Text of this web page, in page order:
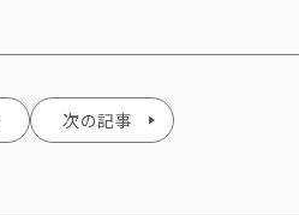
次の記事